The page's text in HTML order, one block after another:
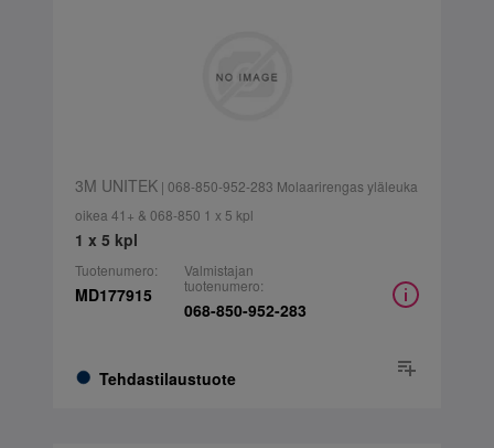
3M UNITEK| 068-850-952-283 Molaarirengas yläleuka
oikea 41+ & 068-850 1 x 5 kpl
1 x 5 kpl
Tuotenumero:
MD177915
Tehdastilaustuote
Valmistajan
tuotenumero:
068-850-952-283